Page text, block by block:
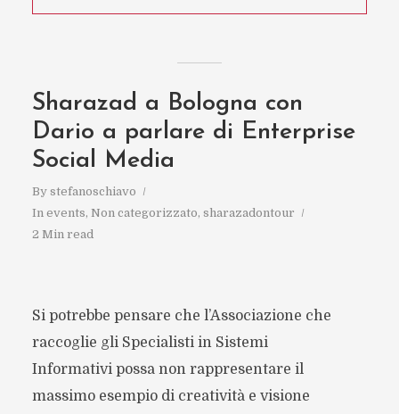
Sharazad a Bologna con
Dario a parlare di Enterprise
Social Media
By stefanoschiavo
In events, Non categorizzato, sharazadontour
2 Min read
Si potrebbe pensare che l’Associazione che
raccoglie gli Specialisti in Sistemi
Informativi possa non rappresentare il
massimo esempio di creatività e visione